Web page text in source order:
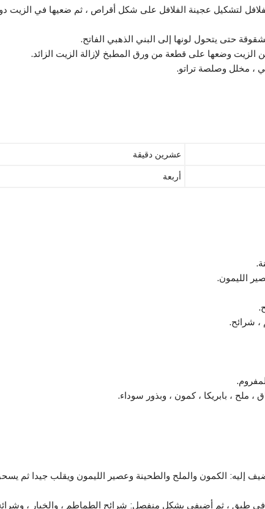
لتشكيل عجينة الفلافل على شكل أقراص ، ثم ضعيها في الزيت
حتى يتحول لونها إلى البني الذهبي الفاتح.
الزيت وضعها على قطعة من ورق المطبخ لإزالة الزيت الزائد.
، مخلل وصلصة تراتو.
عشرين دقيقة
أربعة
الليمون.
، شرائح.
ملح ، بابريكا ، كمون ، وبذور سوداء.
إليه: الكمون والملح والطحينة وعصير الليمون ويقلب جيدا ثم
طبق ، ثم أضيفي بشكل منفصل: شرائح الطماطم ، والخيار ،